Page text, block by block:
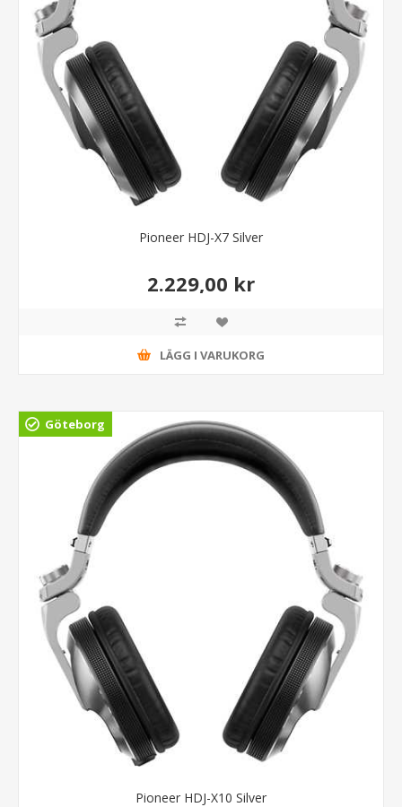
Pioneer HDJ-X7 Silver
2.229,00 kr
LÄGG I VARUKORG
Göteborg
Pioneer HDJ-X10 Silver